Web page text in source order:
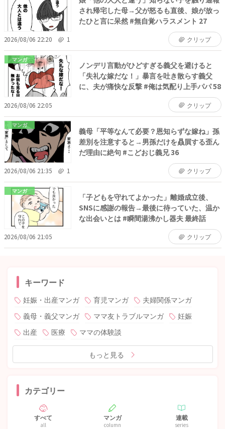
され帰宅した母→父が怒るも直後、娘が放っ
たひと言に呆然 #無自覚ハラスメント 27
2026/08/06 22:20 1 クリップ
マンガ
ノンデリ言動がひどすぎる義父を避けると
「失礼な嫁だな！」暴言を吐き散らす義父
に、夫が痛快な反撃 #俺は気配り上手パパ 58
2026/08/06 22:05 クリップ
マンガ
義母「平等なんて必要？恩知らずな嫁ね」孫
差別を注意すると→男孫だけを贔屓する歪ん
だ理由に絶句 #こどおじ義兄 36
2026/08/06 21:35 1 クリップ
マンガ
「子どもを守れてよかった」離婚成立後、
SNSに感謝の報告→最後に待っていた、温か
な出会いとは #瞬間湯沸かし器夫 最終話
2026/08/06 21:05 クリップ
キーワード
妊娠・出産マンガ 育児マンガ
夫婦関係マンガ
義母・義父マンガ
ママ友トラブルマンガ
妊娠
出産
医療 ママの体験談
もっと見る
カテゴリー
すべて
all
マンガ
column
連載
series